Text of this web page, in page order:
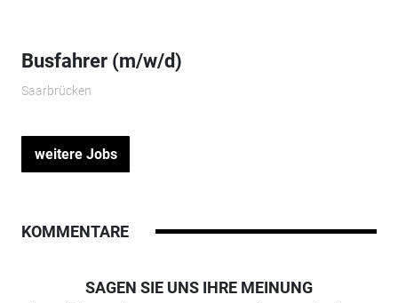
Busfahrer (m/w/d)
Saarbrücken
weitere Jobs
KOMMENTARE
SAGEN SIE UNS IHRE MEINUNG